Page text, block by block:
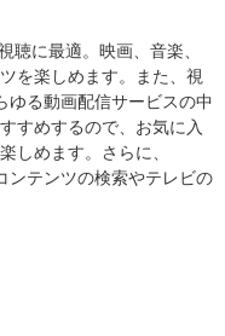
聴に最適。映画、音楽、
を楽しめます。また、視
ゆる動画配信サービスの中
すめするので、お気に入
しめます。さらに、
ンテンツの検索やテレビの